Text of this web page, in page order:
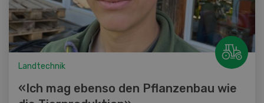
Landtechnik
«Ich mag ebenso den Pflanzenbau wie